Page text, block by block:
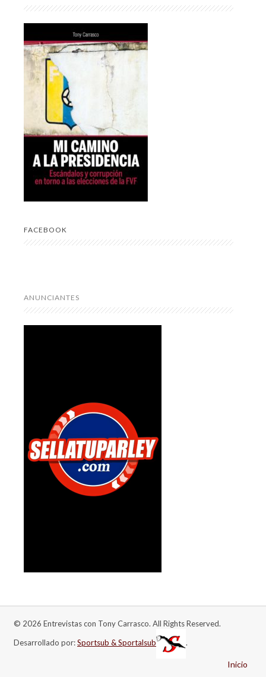
FACEBOOK
ANUNCIANTES
© 2026 Entrevistas con Tony Carrasco. All Rights Reserved.
Desarrollado por:Sportsub & Sportalsub .
Inicio